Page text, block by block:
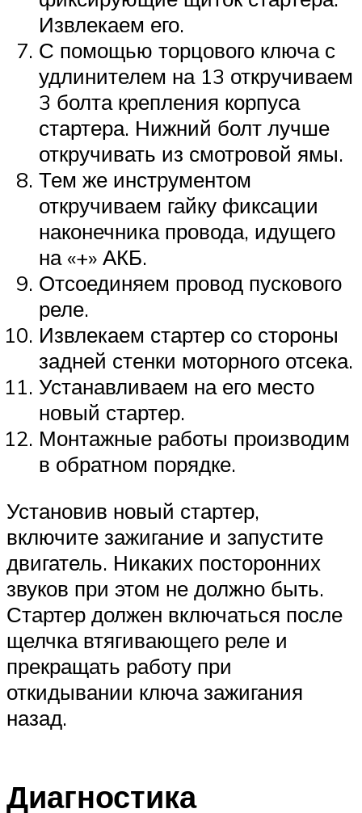
Извлекаем его.
С помощью торцового ключа с
удлинителем на 13 откручиваем
3 болта крепления корпуса
стартера. Нижний болт лучше
откручивать из смотровой ямы.
Тем же инструментом
откручиваем гайку фиксации
наконечника провода, идущего
на «+» АКБ.
Отсоединяем провод пускового
реле.
Извлекаем стартер со стороны
задней стенки моторного отсека.
Устанавливаем на его место
новый стартер.
Монтажные работы производим
в обратном порядке.
Установив новый стартер,
включите зажигание и запустите
двигатель. Никаких посторонних
звуков при этом не должно быть.
Стартер должен включаться после
щелчка втягивающего реле и
прекращать работу при
откидывании ключа зажигания
назад.
Диагностика